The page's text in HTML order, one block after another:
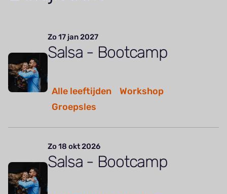
Zo 17 jan 2027
Salsa - Bootcamp
Alle leeftijden
Workshop
Groepsles
Zo 18 okt 2026
Salsa - Bootcamp